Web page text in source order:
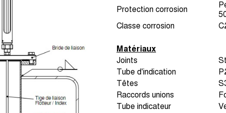
Protection corrosion
Classe corrosion
Matériaux
Joints
Tube d'indication
Têtes
Raccords unions
Tube indicateur